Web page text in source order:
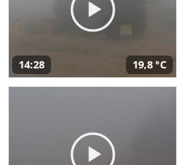
14:28 19,8 °C